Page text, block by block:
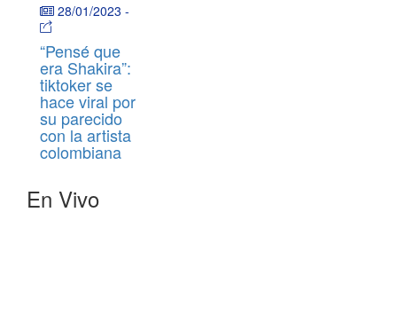
28/01/2023 -
“Pensé que
era Shakira”:
tiktoker se
hace viral por
su parecido
con la artista
colombiana
En Vivo